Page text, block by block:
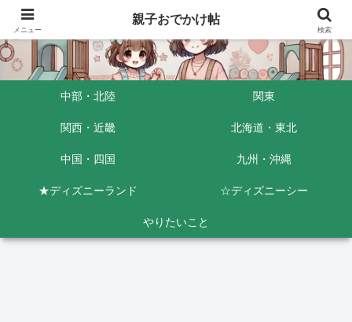
中部・北陸 関東
関西・近畿 北海道・東北
中国・四国 九州・沖縄
★ディズニーランド ☆ディズニーシー
やりたいこと
メニュー
親子おでかけ帖
検索